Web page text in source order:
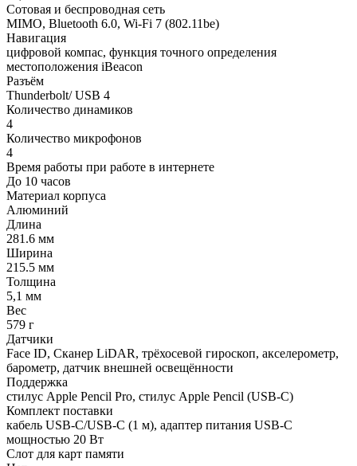
Сотовая и беспроводная сеть
MIMO, Bluetooth 6.0, Wi-Fi 7 (802.11be)
Навигация
цифровой компас, функция точного определения
местоположения iBeacon
Разъём
Thunderbolt/ USB 4
Количество динамиков
4
Количество микрофонов
4
Время работы при работе в интернете
До 10 часов
Материал корпуса
Алюминий
Длина
281.6 мм
Ширина
215.5 мм
Толщина
5,1 мм
Вес
579 г
Датчики
Face ID, Сканер LiDAR, трёхосевой гироскоп, акселерометр,
барометр, датчик внешней освещённости
Поддержка
стилус Apple Pencil Pro, стилус Apple Pencil (USB‑C)
Комплект поставки
кабель USB‑C/USB‑C (1 м), адаптер питания USB‑C
мощностью 20 Вт
Слот для карт памяти